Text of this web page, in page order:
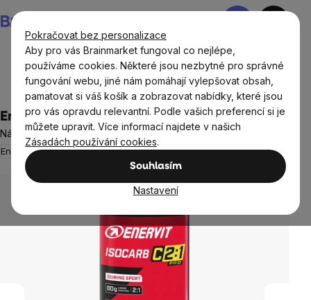
Pokračovat bez personalizace
Aby pro vás Brainmarket fungoval co nejlépe,
používáme cookies. Některé jsou nezbytné pro správné
fungování webu, jiné nám pomáhají vylepšovat obsah,
pamatovat si váš košík a zobrazovat nabídky, které jsou
pro vás opravdu relevantní. Podle vašich preferencí si je
můžete upravit. Více informací najdete v našich
Zásadách používání cookies.
Souhlasím
Nastavení
na
obsah
Nákupní
Doplňky stravy a výživa Sportovní výživa
Enervit Isocarb C2:1, citron, 650 g
Nápoj s maltodextrinem a fruktózou, doplněk stravy
Energie
produktu
0,0
z
Neohodnoceno